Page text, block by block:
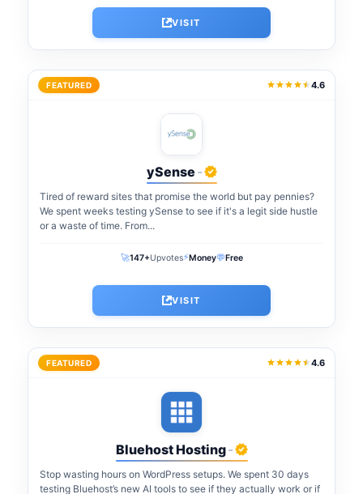
VISIT
FEATURED 4.6
ySense -
Tired of reward sites that promise the world but pay pennies?
We spent weeks testing ySense to see if it's a legit side hustle
or a waste of time. From...
🚀147+Upvotes⚡Money💬Free
VISIT
FEATURED 4.6
Bluehost Hosting-
Stop wasting hours on WordPress setups. We spent 30 days
testing Bluehost’s new AI tools to see if they actually work or if